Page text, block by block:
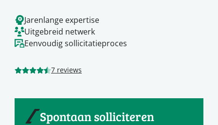
Spontaan solliciteren
Jarenlange expertise
Uitgebreid netwerk
Eenvoudig sollicitatieproces
7 reviews